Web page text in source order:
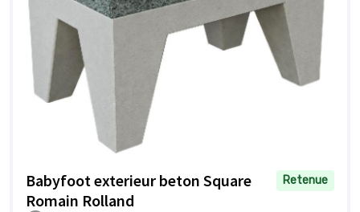
Babyfoot exterieur beton Square
Romain Rolland
Retenue